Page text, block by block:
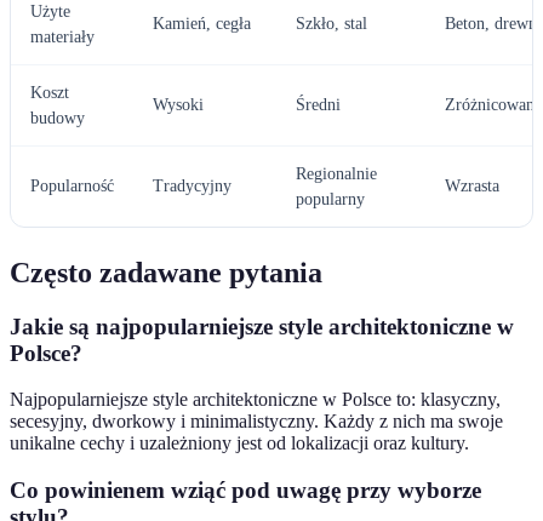
Użyte
materiały
Kamień, cegła Szkło, stal Beton,
Koszt
budowy
Wysoki Średni Zróżnicowany
Popularność Tradycyjny
Regionalnie
popularny
Wzrasta
Często zadawane pytania
Jakie są najpopularniejsze style architektoniczne w
Polsce?
Najpopularniejsze style architektoniczne w Polsce to: klasyczny,
secesyjny, dworkowy i minimalistyczny. Każdy z nich ma swoje
unikalne cechy i uzależniony jest od lokalizacji oraz kultury.
Co powinienem wziąć pod uwagę przy wyborze